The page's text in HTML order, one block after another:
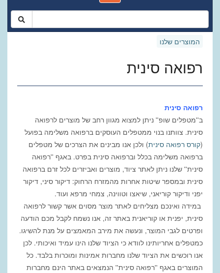
המוצרים שלנו
רפואה סינית
רפואה סינית
ב''מטפלים שופ'' ניתן למצוא מגוון רחב של מוצרים לרפואה
סינית. צוותנו בנוי ממטפלים העוסקים ברפואה משלימה בפועל
(קורס רפואה סינית) ולכן אנו מבינים את הצרכים של מטפלים
ברפואה משלימה בכלל וברפואה סינית בפרט. באגף ''רפואה
סינית'' שלנו ניתן לאתר ציוד, מוצרים ואביזרים לכל זרם ברפואה
סינית ובמספר שיטות אחרות מהמזרח הרחוק: דיקור סיני, דיקור
יפני ודיקור קוריאני, שיאצו וטווינה, צמחי מרפא ועוד.
במידה ואינכם מצליחים לאתר מוצר מסוים אשר קשור לרפואה
סינית, יפנית או קוריאנית באתר זה, אנו נשמח לקבל מכם הודעה
ופרטים לגבי המוצר, ונעשה את מירב המאמצים על מנת להשיגו.
כמטפלים אחריותינו לוודא כי הציוד שלנו הינו עמיד ואיכותי. לכן
אנו רוכשים את הציוד שלנו מחברות אמינות ומוכרות בלבד. כל
המוצרים באגף ''רפואה סינית'' הנמצאים באתר הינם מחברות